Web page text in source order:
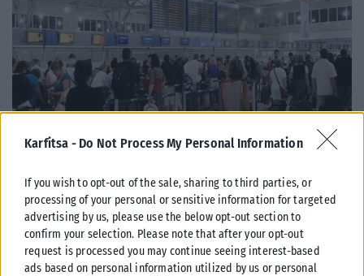
Karfitsa - Do Not Process My Personal Information
If you wish to opt-out of the sale, sharing to third parties, or
processing of your personal or sensitive information for targeted
advertising by us, please use the below opt-out section to
confirm your selection. Please note that after your opt-out
request is processed you may continue seeing interest-based
ads based on personal information utilized by us or personal
Από σήμερα μόνο με νέου τύπου ταυτότητα ή διαβατήριο τα
ταξίδια στο εξωτερικό
Από σήμερα, 3 Αυγούστου, οι παλαιού τύπου «μπλε» αστυνομικές
ταυτότητες παύουν να ισχύουν ως ταξιδιωτικά έγγραφα για το
εξωτερικό, με...